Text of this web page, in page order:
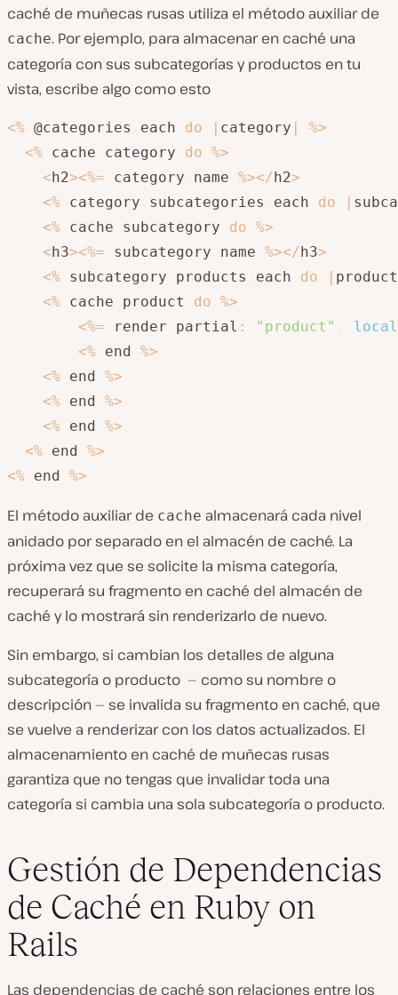
caché de muñecas rusas utiliza el método auxiliar de
cache. Por ejemplo, para almacenar en caché una
categoría con sus subcategorías y productos en tu
vista, escribe algo como esto
<% @categories each do | category | %>
<% cache category do %>
<h2><%= category name %></h2>
<% category subcategories each do |
<% cache subcategory do %>
<h3><%= subcategory name %></h3>
<% subcategory products each do | product
<% cache product do %>
<%= render partial : "product"
<% end %>
<% end %>
<% end %>
<% end %>
<% end %>
<% end %>
El método auxiliar de cache almacenará cada nivel
anidado por separado en el almacén de caché. La
próxima vez que se solicite la misma categoría,
recuperará su fragmento en caché del almacén de
caché y lo mostrará sin renderizarlo de nuevo.
Sin embargo, si cambian los detalles de alguna
subcategoría o producto — como su nombre o
descripción — se invalida su fragmento en caché, que
se vuelve a renderizar con los datos actualizados. El
almacenamiento en caché de muñecas rusas
garantiza que no tengas que invalidar toda una
categoría si cambia una sola subcategoría o producto.
Gestión de Dependencias
de Caché en Ruby on
Rails
Las dependencias de caché son relaciones entre los